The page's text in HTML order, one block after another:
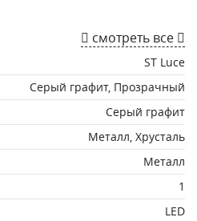
смотреть все
ST Luce
Серый графит, Прозрачный
Серый графит
Металл, Хрусталь
Металл
1
LED